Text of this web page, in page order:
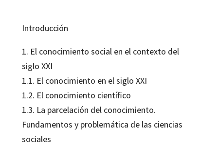
Introducción
1. El conocimiento social en el contexto del
siglo XXI
1.1. El conocimiento en el siglo XXI
1.2. El conocimiento científico
1.3. La parcelación del conocimiento.
Fundamentos y problemática de las ciencias
sociales